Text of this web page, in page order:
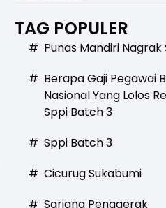
Relokasi
TAG POPULER
# Punas Mandiri Nagrak
# Berapa Gaji Pegawai
Nasional Yang Lolos
Sppi Batch 3
# Sppi Batch 3
# Cicurug Sukabumi
# Sarjana Penggerak